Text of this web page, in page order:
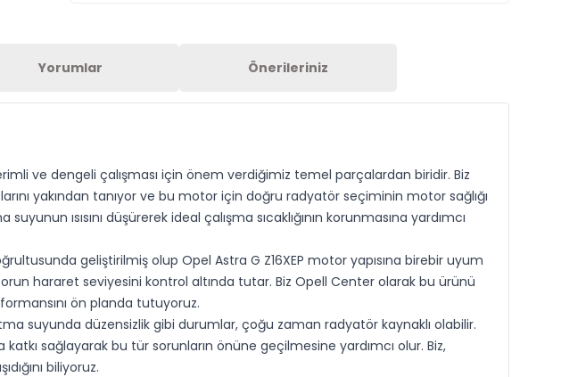
Yorumlar Önerileriniz
ve dengeli çalışması için önem verdiğimiz temel parçalardan biridir. Biz
yakından tanıyor ve bu motor için doğru radyatör seçiminin motor sağlığı
ısısını düşürerek ideal çalışma sıcaklığının korunmasına yardımcı
geliştirilmiş olup Opel Astra G Z16XEP motor yapısına birebir uyum
hararet seviyesini kontrol altında tutar. Biz Opell Center olarak bu ürünü
ön planda tutuyoruz.
suyunda düzensizlik gibi durumlar, çoğu zaman radyatör kaynaklı olabilir.
katkı sağlayarak bu tür sorunların önüne geçilmesine yardımcı olur. Biz,
biliyoruz.